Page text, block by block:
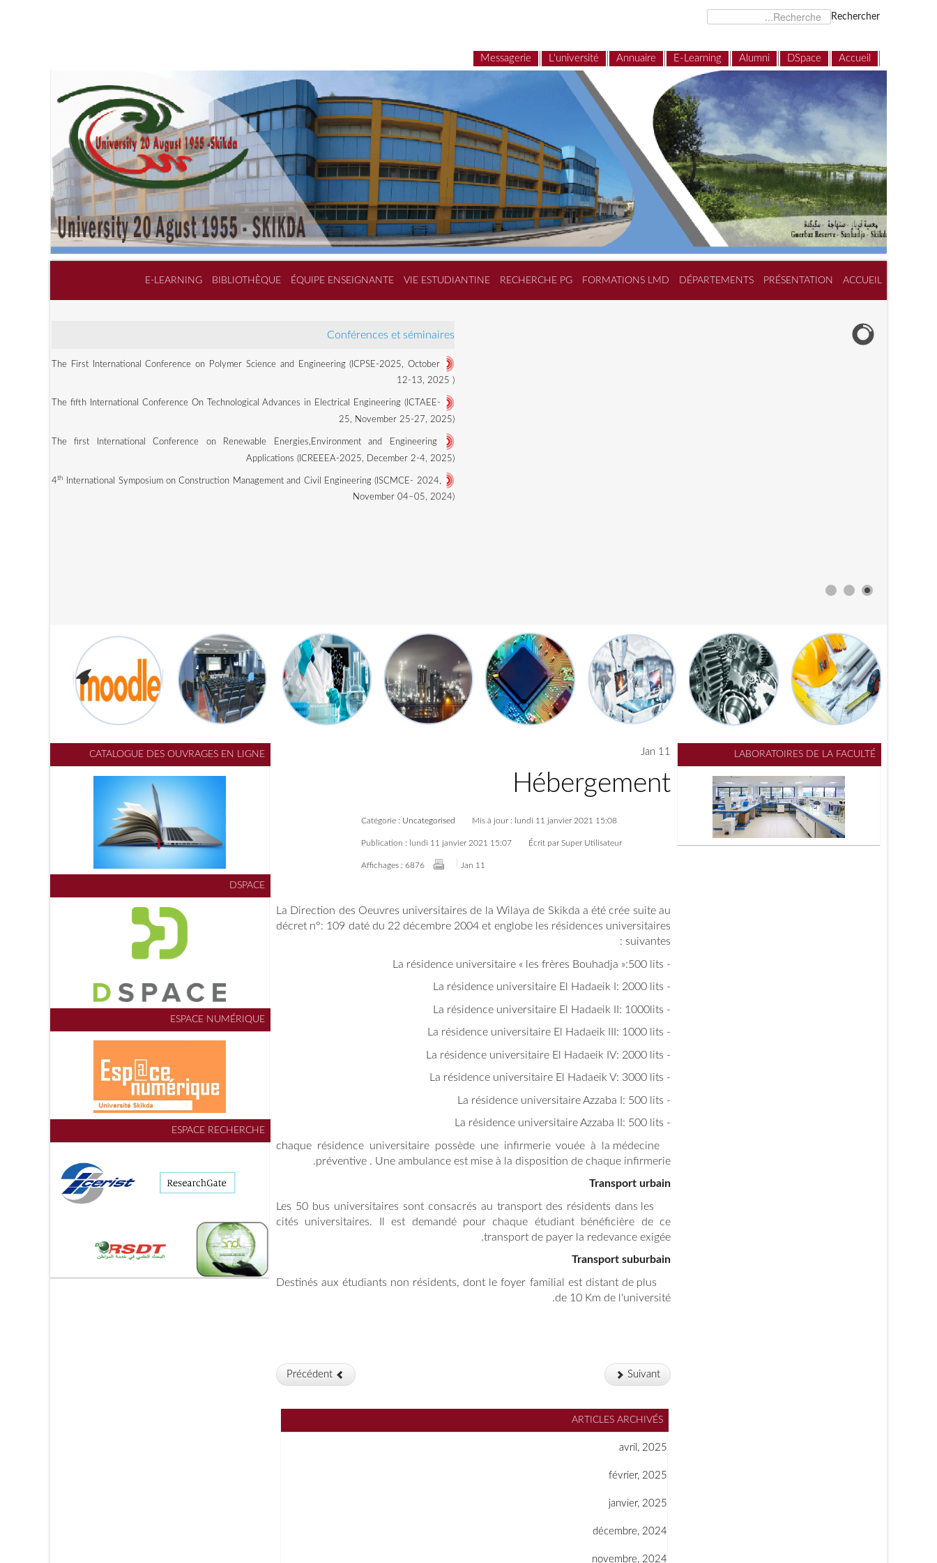
Rechercher
Accueil
DSpace
Alumni
E-Learning
Annuaire
L'université
Messagerie
ACCUEIL
PRÉSENTATION
DÉPARTEMENTS
FORMATIONS LMD
RECHERCHE PG
VIE ESTUDIANTINE
ÉQUIPE ENSEIGNANTE
BIBLIOTHÈQUE
E-LEARNING
Conférences et séminaires
The First International Conference on Polymer Science and Engineering (ICPSE-2025, October
12-13, 2025 )
The fifth International Conference On Technological Advances in Electrical Engineering (ICTAEE-
25, November 25-27, 2025)
The first International Conference on Renewable Energies,Environment and Engineering
Applications (ICREEEA-2025, December 2-4, 2025)
th
International Symposium on Construction Management and Civil Engineering (ISCMCE- 2024,
November 04–05, 2024)
LABORATOIRES DE LA FACULTÉ
11 Jan
Hébergement
Catégorie : Uncategorised Mis à jour : lundi 11 janvier 2021 15:08
Publication : lundi 11 janvier 2021 15:07 Écrit par Super Utilisateur
Affichages : 6876 11 Jan
La Direction des Oeuvres universitaires de la Wilaya de Skikda a été crée suite au
décret n°: 109 daté du 22 décembre 2004 et englobe les résidences universitaires
suivantes :
- La résidence universitaire « les frères Bouhadja »:500 lits
- La résidence universitaire El Hadaeik I: 2000 lits
- La résidence universitaire El Hadaeik II: 1000lits
- La résidence universitaire El Hadaeik III: 1000 lits
- La résidence universitaire El Hadaeik IV: 2000 lits
- La résidence universitaire El Hadaeik V: 3000 lits
- La résidence universitaire Azzaba I: 500 lits
- La résidence universitaire Azzaba II: 500 lits
chaque résidence universitaire possède une infirmerie vouée à la médecine
préventive . Une ambulance est mise à la disposition de chaque infirmerie.
Transport urbain
Les 50 bus universitaires sont consacrés au transport des résidents dans les
cités universitaires. Il est demandé pour chaque étudiant bénéficière de ce
transport de payer la redevance exigée.
Transport suburbain
Destinés aux étudiants non résidents, dont le foyer familial est distant de plus
de 10 Km de l'université.
Précédent Suivant
ARTICLES ARCHIVÉS
avril, 2025
février, 2025
janvier, 2025
décembre, 2024
novembre, 2024
CATALOGUE DES OUVRAGES EN LIGNE
DSPACE
ESPACE NUMÉRIQUE
ESPACE RECHERCHE